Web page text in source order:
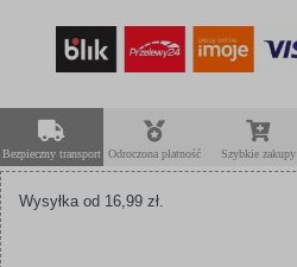
Bezpieczny transport Odroczona płatność Szybkie zakupy
Wysyłka od 16,99 zł.